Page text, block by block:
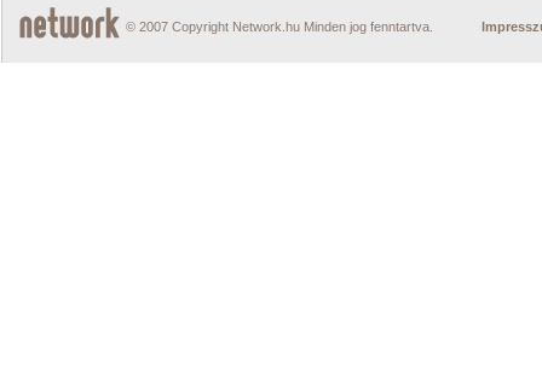
© 2007 Copyright Network.hu Minden jog fenntartva.